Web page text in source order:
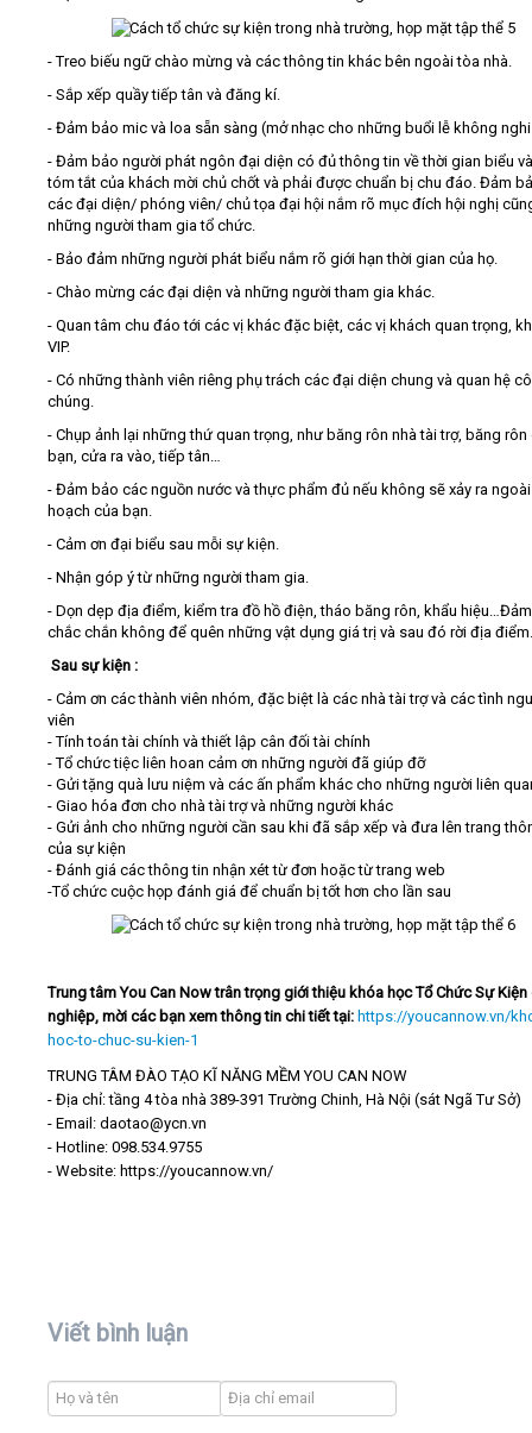
- Treo biếu ngữ chào mừng và các thông tin khác bên ngoài tòa nhà.
- Sắp xếp quầy tiếp tân và đăng kí.
- Đảm bảo mic và loa sẵn sàng (mở nhạc cho những buổi lễ không
- Đảm bảo người phát ngôn đại diện có đủ thông tin về thời gian biểu
tóm tắt của khách mời chủ chốt và phải được chuẩn bị chu đáo. Đảm
các đại diện/ phóng viên/ chủ tọa đại hội nắm rõ mục đích hội nghị
những người tham gia tổ chức.
- Bảo đảm những người phát biểu nắm rõ giới hạn thời gian của họ.
- Chào mừng các đại diện và những người tham gia khác.
- Quan tâm chu đáo tới các vị khác đặc biệt, các vị khách quan trọng,
VIP.
- Có những thành viên riêng phụ trách các đại diện chung và quan hệ
chúng.
- Chụp ảnh lại những thứ quan trọng, như băng rôn nhà tài trợ, băng rôn
bạn, cửa ra vào, tiếp tân…
- Đảm bảo các nguồn nước và thực phẩm đủ nếu không sẽ xảy ra
hoạch của bạn.
- Cảm ơn đại biểu sau mỗi sự kiện.
- Nhận góp ý từ những người tham gia.
- Dọn dẹp địa điểm, kiểm tra đồ hồ điện, tháo băng rôn, khẩu
chắc chắn không để quên những vật dụng giá trị và sau đó rời địa điểm.
Sau sự kiện :
- Cảm ơn các thành viên nhóm, đặc biệt là các nhà tài trợ và các tình
viên
- Tính toán tài chính và thiết lập cân đối tài chính
- Tổ chức tiệc liên hoan cảm ơn những người đã giúp đỡ
- Gửi tặng quà lưu niệm và các ấn phẩm khác cho những người liên
- Giao hóa đơn cho nhà tài trợ và những người khác
- Gửi ảnh cho những người cần sau khi đã sắp xếp và đưa lên trang
của sự kiện
- Đánh giá các thông tin nhận xét từ đơn hoặc từ trang web
-Tổ chức cuộc họp đánh giá để chuẩn bị tốt hơn cho lần sau
Trung tâm You Can Now trân trọng giới thiệu khóa học Tổ Chức Sự Kiện
nghiệp, mời các bạn xem thông tin chi tiết tại: https://youcannow.vn/
hoc-to-chuc-su-kien-1
TRUNG TÂM ĐÀO TẠO KĨ NĂNG MỀM YOU CAN NOW
- Địa chỉ: tầng 4 tòa nhà 389-391 Trường Chinh, Hà Nội (sát Ngã Tư Sở)
- Email: daotao@ycn.vn
- Hotline: 098.534.9755
- Website: https://youcannow.vn/
Viết bình luận